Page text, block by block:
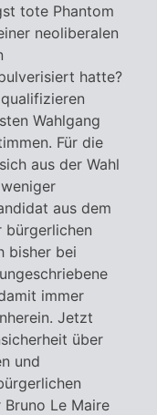
tote Phantom
neoliberalen
hatte?
Wahlgang
Für die
aus der Wahl
aus dem
bürgerlichen
bisher bei
immer
Jetzt
über
und
Le Maire